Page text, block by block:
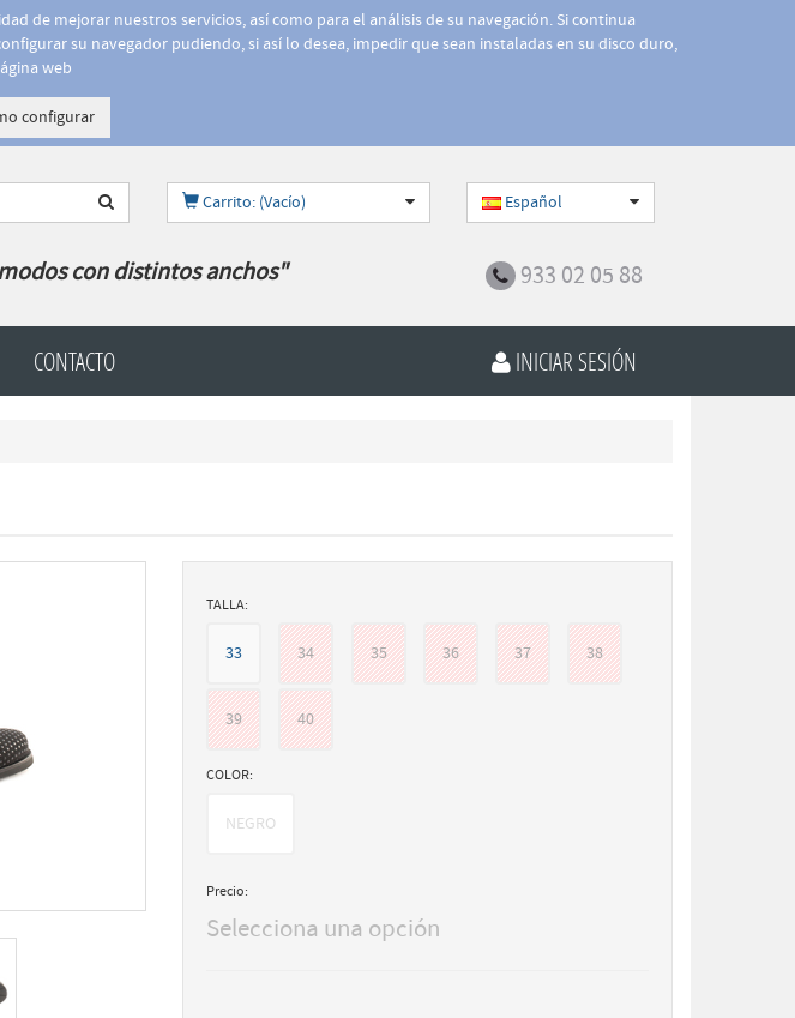
de mejorar nuestros servicios, así como para el análisis de su navegación. Si continua
su navegador pudiendo, si así lo desea, impedir que sean instaladas en su disco duro,
web
configurar
Carrito: (Vacío) Español
con distintos anchos" 933 02 05 88
CONTACTO INICIAR SESIÓN
TALLA:
33 34 35 36 37 38
39 40
COLOR:
NEGRO
Precio:
Selecciona una opción